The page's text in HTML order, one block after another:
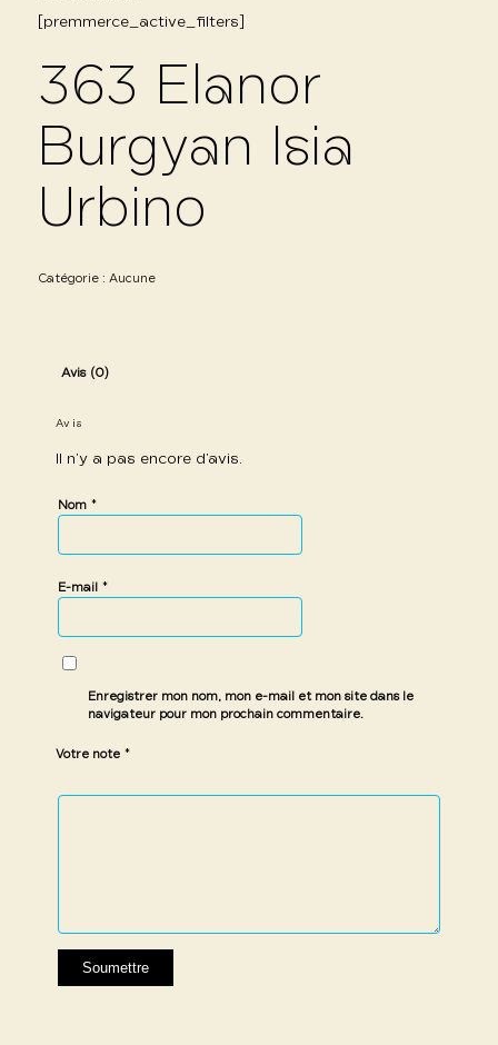
[premmerce_active_filters]
363 Elanor
Burgyan Isia
Urbino
Catégorie : Aucune
Avis (0)
Avis
Il n’y a pas encore d’avis.
Nom *
E-mail *
Enregistrer mon nom, mon e-mail et mon site dans le
navigateur pour mon prochain commentaire.
Votre note *
1 étoile
2 étoiles
3 étoiles
4 étoiles
5 étoiles